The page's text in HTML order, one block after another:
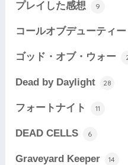
プレイした感想 9
コールオブデューティ
ゴッド・オブ・ウォー
Dead by Daylight 28
フォートナイト 11
DEAD CELLS 6
Graveyard Keeper 14